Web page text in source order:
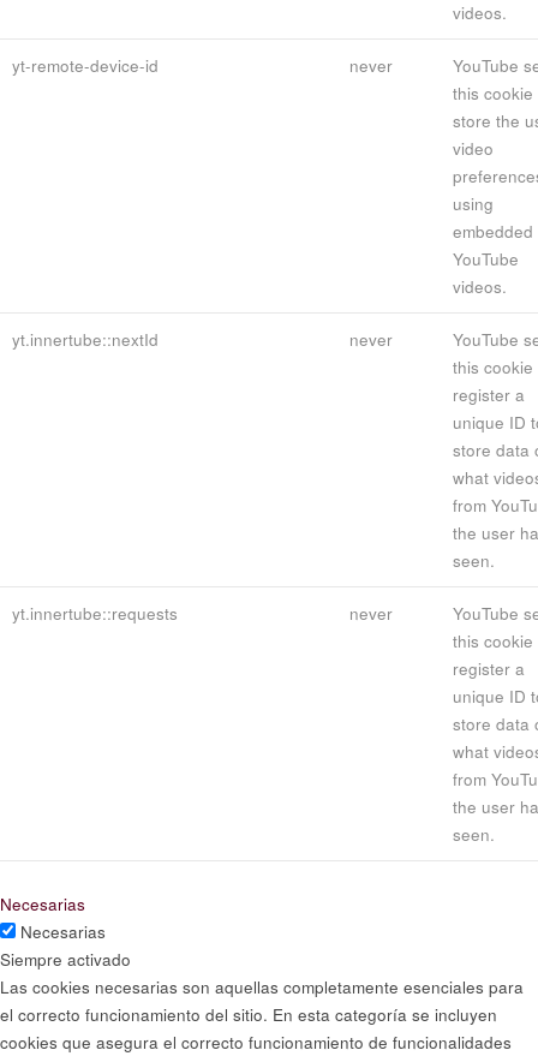
videos.
yt-remote-device-id never
YouTube
this cookie
store the
video
using
embedded
YouTube
videos.
yt.innertube::nextId never
YouTube
this cookie
register a
unique ID
store data
what
from
the user
seen.
yt.innertube::requests never
YouTube
this cookie
register a
unique ID
store data
what
from
the user
seen.
Necesarias
Necesarias
Siempre activado
Las cookies necesarias son aquellas completamente esenciales para
el correcto funcionamiento del sitio. En esta categoría se incluyen
cookies que asegura el correcto funcionamiento de funcionalidades